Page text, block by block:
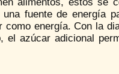
fuente de energía
energía. Con la
el azúcar adicional